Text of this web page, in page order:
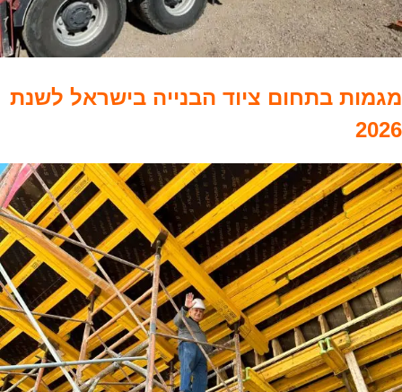
מגמות בתחום ציוד הבנייה בישראל לשנת
2026